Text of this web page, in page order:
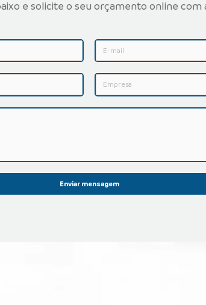
e solicite o seu orçamento online com
Enviar mensagem